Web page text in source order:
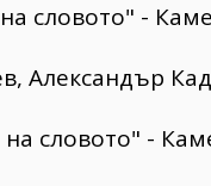
словото" -
Александър
словото" -